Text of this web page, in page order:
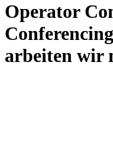
Operator
arbeiten wir